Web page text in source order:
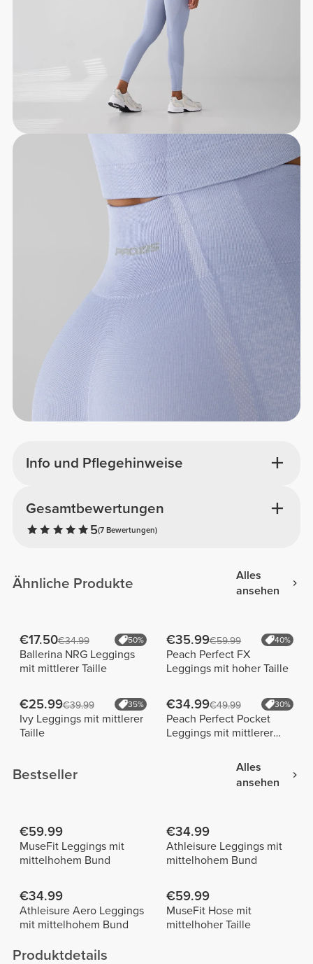
Info und Pflegehinweise
Gesamtbewertungen
5(7 Bewertungen)
Ähnliche Produkte
Alles
ansehen
€17.50€34.99 50%
Ballerina NRG Leggings
mit mittlerer Taille
€35.99€59.99 40%
Peach Perfect FX
Leggings mit hoher Taille
€25.99€39.99 35%
Ivy Leggings mit mittlerer
Taille
€34.99€49.99 30%
Peach Perfect Pocket
Leggings mit mittlerer
Bestseller
Alles
ansehen
€59.99
MuseFit Leggings mit
mittelhohem Bund
€34.99
Athleisure Leggings mit
mittelhohem Bund
€34.99
Athleisure Aero Leggings
mit mittelhohem Bund
€59.99
MuseFit Hose mit
mittelhoher Taille
Produktdetails